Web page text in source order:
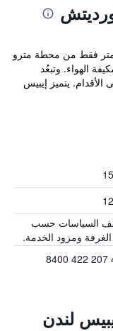
إيبيس لندن سيتي - شورديتش على بعد 20 متر فقط من محطة مترو
الهواء. وتبعُد
دقائق سيرًا على الأقدام. يتميز إيبيس
السياسات حسب
ومزود الخدمة.
لندن